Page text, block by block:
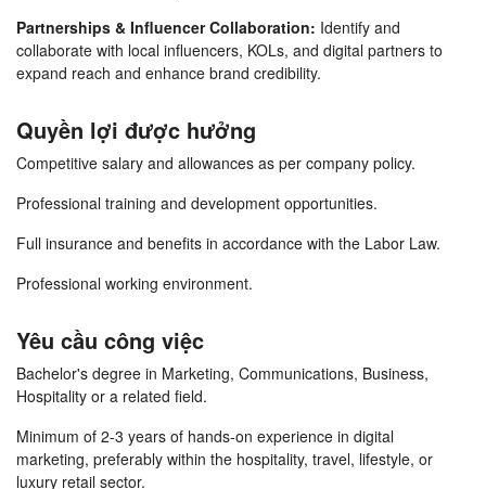
Partnerships & Influencer Collaboration: Identify and
collaborate with local influencers, KOLs, and digital partners to
expand reach and enhance brand credibility.
Quyền lợi được hưởng
Competitive salary and allowances as per company policy.
Professional training and development opportunities.
Full insurance and benefits in accordance with the Labor Law.
Professional working environment.
Yêu cầu công việc
Bachelor's degree in Marketing, Communications, Business,
Hospitality or a related field.
Minimum of 2-3 years of hands-on experience in digital
marketing, preferably within the hospitality, travel, lifestyle, or
luxury retail sector.